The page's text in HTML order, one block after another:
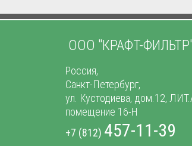
ООО "КРАФТ-
Россия,
Санкт-Петербург,
ул. Кустодиева, дом.12,
помещение 16-Н
+7 (812) 457-11-39